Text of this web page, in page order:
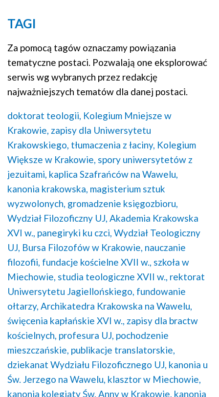
TAGI
Za pomocą tagów oznaczamy powiązania
tematyczne postaci. Pozwalają one eksplorować
serwis wg wybranych przez redakcję
najważniejszych tematów dla danej postaci.
doktorat teologii, Kolegium Mniejsze w
Krakowie, zapisy dla Uniwersytetu
Krakowskiego, tłumaczenia z łaciny, Kolegium
Większe w Krakowie, spory uniwersytetów z
jezuitami, kaplica Szafrańców na Wawelu,
kanonia krakowska, magisterium sztuk
wyzwolonych, gromadzenie księgozbioru,
Wydział Filozoficzny UJ, Akademia Krakowska
XVI w., panegiryki ku czci, Wydział Teologiczny
UJ, Bursa Filozofów w Krakowie, nauczanie
filozofii, fundacje kościelne XVII w., szkoła w
Miechowie, studia teologiczne XVII w., rektorat
Uniwersytetu Jagiellońskiego, fundowanie
ołtarzy, Archikatedra Krakowska na Wawelu,
święcenia kapłańskie XVI w., zapisy dla bractw
kościelnych, profesura UJ, pochodzenie
mieszczańskie, publikacje translatorskie,
dziekanat Wydziału Filozoficznego UJ, kanonia u
Św. Jerzego na Wawelu, klasztor w Miechowie,
kanonia kolegiaty Św. Anny w Krakowie, kanonia